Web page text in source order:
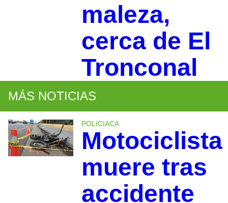
maleza,
cerca de El
Tronconal
MÁS NOTICIAS
POLICIACA
Motociclista
muere tras
accidente